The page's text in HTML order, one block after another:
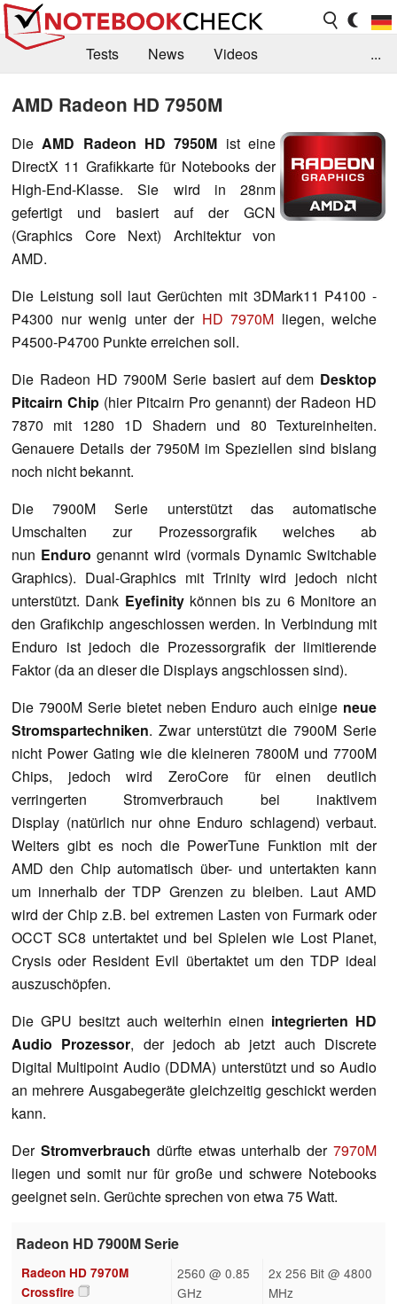
Tests News
Videos
Jobs
Forum
...
AMD Radeon HD 7950M
DieAMD Radeon HD 7950M ist eine
DirectX 11 Grafikkarte für Notebooks der
High-End-Klasse. Sie wird in 28nm
gefertigt und basiert auf der GCN
(Graphics Core Next) Architektur von
AMD.
Die Leistung soll laut Gerüchten mit 3DMark11 P4100 -
P4300 nur wenig unter der HD 7970M liegen, welche
P4500-P4700 Punkte erreichen soll.
Die Radeon HD 7900M Serie basiert auf dem Desktop
Pitcairn Chip (hier Pitcairn Pro genannt) der Radeon HD
7870 mit 1280 1D Shadern und 80 Textureinheiten.
Genauere Details der 7950M im Speziellen sind bislang
noch nicht bekannt.
Die 7900M Serie unterstützt das automatische
Umschalten zur Prozessorgrafik welches ab
nun Enduro genannt wird (vormals Dynamic Switchable
Graphics). Dual-Graphics mit Trinity wird jedoch nicht
unterstützt. Dank Eyefinitykönnen bis zu 6 Monitore an
den Grafikchip angeschlossen werden. In Verbindung mit
Enduro ist jedoch die Prozessorgrafik der limitierende
Faktor (da an dieser die Displays angschlossen sind).
Die 7900M Serie bietet neben Enduro auch einige neue
Stromspartechniken. Zwar unterstützt die 7900M Serie
nicht Power Gating wie die kleineren 7800M und 7700M
Chips, jedoch wird ZeroCore für einen deutlich
verringerten Stromverbrauch bei inaktivem
Display (natürlich nur ohne Enduro schlagend) verbaut.
Weiters gibt es noch die PowerTune Funktion mit der
AMD den Chip automatisch über- und untertakten kann
um innerhalb der TDP Grenzen zu bleiben. Laut AMD
wird der Chip z.B. bei extremen Lasten von Furmark oder
OCCT SC8 untertaktet und bei Spielen wie Lost Planet,
Crysis oder Resident Evil übertaktet um den TDP ideal
auszuschöpfen.
Die GPU besitzt auch weiterhin einen integrierten HD
Audio Prozessor, der jedoch ab jetzt auch Discrete
Digital Multipoint Audio (DDMA) unterstützt und so Audio
an mehrere Ausgabegeräte gleichzeitig geschickt werden
kann.
Der Stromverbrauch dürfte etwas unterhalb der7970M
liegen und somit nur für große und schwere Notebooks
geeignet sein. Gerüchte sprechen von etwa 75 Watt.
Radeon HD 7900M Serie
Radeon HD 7970M
Crossfire
2560 @ 0.85
GHz
2x 256 Bit @ 4800
MHz